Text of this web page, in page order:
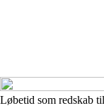
Løbetid som redskab